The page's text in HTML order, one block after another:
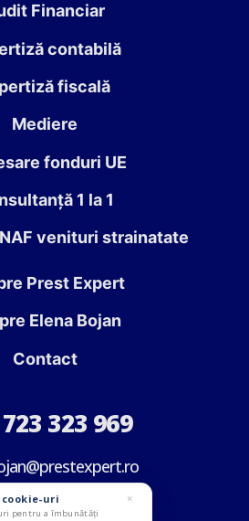
Financiar
contabilă
fiscală
Mediere
fonduri UE
1 la 1
venituri strainatate
Prest Expert
Elena Bojan
Contact
323 969
×
cookie-uri
pentru a îmbunătăți